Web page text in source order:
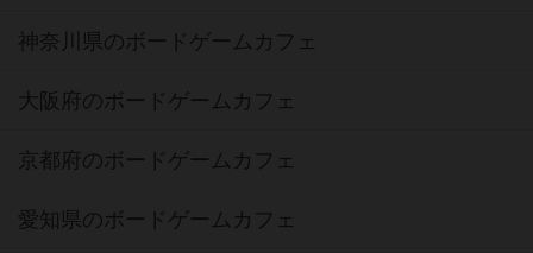
神奈川県のボードゲームカフェ
大阪府のボードゲームカフェ
京都府のボードゲームカフェ
愛知県のボードゲームカフェ